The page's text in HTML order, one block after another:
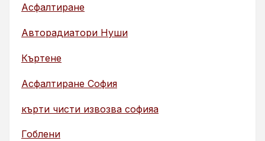
Асфалтиране
Авторадиатори Нуши
Къртене
Асфалтиране София
кърти чисти извозва софияа
Гоблени